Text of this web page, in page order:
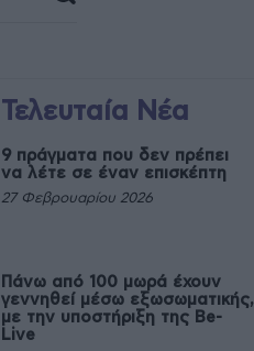
Τελευταία Νέα
9 πράγματα που δεν πρέπει
να λέτε σε έναν επισκέπτη
27 Φεβρουαρίου 2026
Πάνω από 100 μωρά έχουν
γεννηθεί μέσω εξωσωματικής,
με την υποστήριξη της Be-
Live